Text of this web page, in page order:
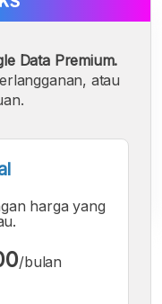
A
Data Premium.
atau
harga yang
/bulan